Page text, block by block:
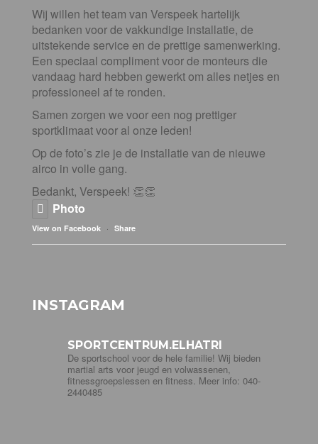
Wij willen het team van Verspeek hartelijk
bedanken voor de vakkundige installatie, de
uitstekende service en de prettige samenwerking.
Een speciaal compliment voor de monteurs die
vandaag hard hebben gewerkt om alles netjes en
professioneel af te ronden.
Samen zorgen we voor een nog prettiger
sportklimaat voor al onze leden!
Op de foto’s zie je de installatie van de nieuwe
airco in volle gang.
Bedankt, Verspeek! 👏👏
Photo
View on Facebook · Share
INSTAGRAM
SPORTCENTRUM.ELHATRI
De sportschool voor de hele familie! Wij bieden
martial arts voor jeugd en volwassenen,
fitnessgroepslessen en fitness. Meer info: 040-
2440485